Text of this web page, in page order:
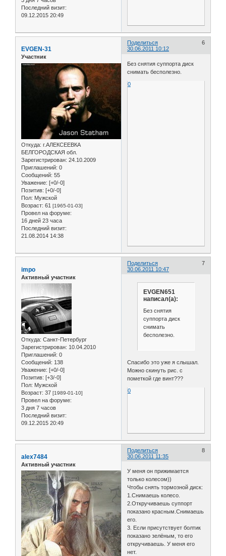
Последний визит:
09.12.2015 20:49
Поделиться
6
30.06.2011 10:12
EVGEN-31
Участник
Откуда: г.АЛЕКСЕЕВКА
БЕЛГОРОДСКАЯ обл.
Зарегистрирован: 24.10.2009
Приглашений: 0
Сообщений: 55
Уважение: [+0/-0]
Позитив: [+0/-0]
Пол: Мужской
Возраст: 61 [1965-01-03]
Провел на форуме:
16 дней 23 часа
Последний визит:
21.08.2014 14:38
Без снятия суппорта диск
снимать бесполезно.
0
Поделиться
7
30.06.2011 10:47
impo
Активный участник
Откуда: Санкт-Петербург
Зарегистрирован: 10.04.2010
Приглашений: 0
Сообщений: 138
Уважение: [+0/-0]
Позитив: [+3/-0]
Пол: Мужской
Возраст: 37 [1989-01-10]
Провел на форуме:
3 дня 7 часов
Последний визит:
09.12.2015 20:49
EVGEN651
написал(а):
Без снятия
суппорта диск
снимать
бесполезно.
Спасибо это уже я слышал.
Можно скинуть рис. с
пометкой где винт???
0
Поделиться
8
30.06.2011 11:35
alex7484
Активный участник
У меня он прижимается
только колесом))
Чтобы снять тормозной диск:
1.Снимаешь колесо.
2.Откручиваешь суппорт
показано красным.Снимаешь
его.
3. Если присутствует болтик
показано зелёным, то его
откручиваешь. У меня его
нет.